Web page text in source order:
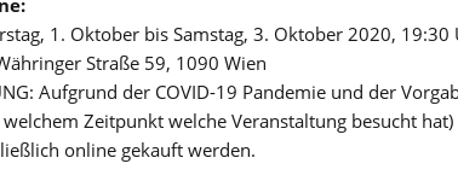
1. Oktober bis Samstag, 3. Oktober 2020, 19:30
Straße 59, 1090 Wien
Aufgrund der COVID-19 Pandemie und der
Zeitpunkt welche Veranstaltung besucht
online gekauft werden.